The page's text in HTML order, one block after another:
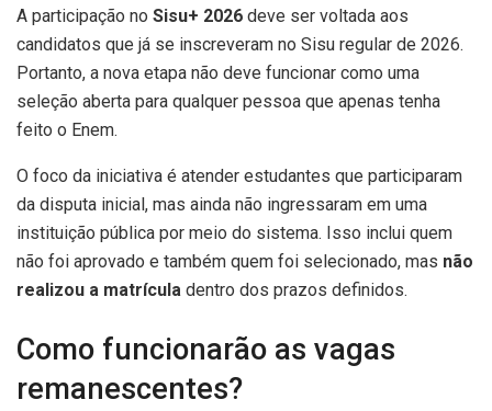
A participação no Sisu+ 2026 deve ser voltada aos
candidatos que já se inscreveram no Sisu regular de 2026.
Portanto, a nova etapa não deve funcionar como uma
seleção aberta para qualquer pessoa que apenas tenha
feito o Enem.
O foco da iniciativa é atender estudantes que participaram
da disputa inicial, mas ainda não ingressaram em uma
instituição pública por meio do sistema. Isso inclui quem
não foi aprovado e também quem foi selecionado, mas não
realizou a matrícula dentro dos prazos definidos.
Como funcionarão as vagas
remanescentes?